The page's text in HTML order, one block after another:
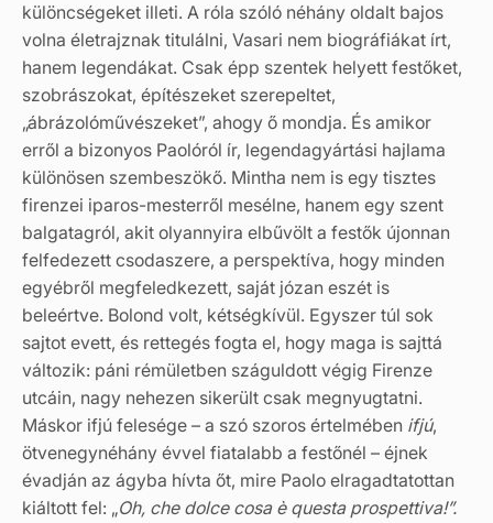
különcségeket illeti. A róla szóló néhány oldalt bajos
volna életrajznak titulálni, Vasari nem biográfiákat írt,
hanem legendákat. Csak épp szentek helyett festőket,
szobrászokat, építészeket szerepeltet,
„ábrázolóművészeket”, ahogy ő mondja. És amikor
erről a bizonyos Paolóról ír, legendagyártási hajlama
különösen szembeszökő. Mintha nem is egy tisztes
firenzei iparos-mesterről mesélne, hanem egy szent
balgatagról, akit olyannyira elbűvölt a festők újonnan
felfedezett csodaszere, a perspektíva, hogy minden
egyébről megfeledkezett, saját józan eszét is
beleértve. Bolond volt, kétségkívül. Egyszer túl sok
sajtot evett, és rettegés fogta el, hogy maga is sajttá
változik: páni rémületben száguldott végig Firenze
utcáin, nagy nehezen sikerült csak megnyugtatni.
Máskor ifjú felesége – a szó szoros értelmében ifjú,
ötvenegynéhány évvel fiatalabb a festőnél – éjnek
évadján az ágyba hívta őt, mire Paolo elragadtatottan
kiáltott fel: „Oh, che dolce cosa è questa prospettiva!”.